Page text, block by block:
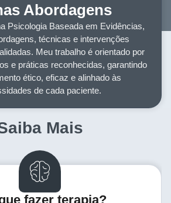
Abordagens
Psicologia Baseada em Evidências,
técnicas e intervenções
Meu trabalho é orientado por
e práticas reconhecidas, garantindo
ético, eficaz e alinhado às
de cada paciente.
Mais
fazer terapia?